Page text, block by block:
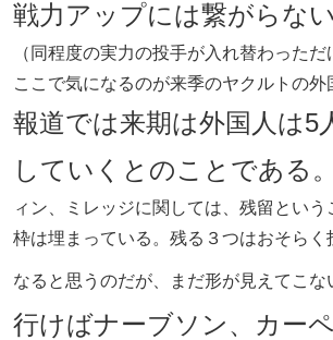
戦力アップには繋がらない
（同程度の実力の投手が入れ替わっただ
ここで気になるのが来季のヤクルトの外
報道では来期は外国人は5
していくとのことである。
ィン、ミレッジに関しては、残留とい
枠は埋まっている。残る３つはおそらく
なると思うのだが、まだ形が見えてこな
行けばナーブソン、カー